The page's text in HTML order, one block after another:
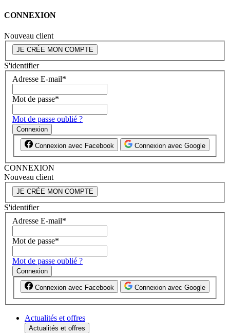
CONNEXION
Nouveau client
JE CRÉE MON COMPTE
S'identifier
Adresse E-mail*
Mot de passe*
Mot de passe oublié ?
Connexion
Connexion avec Facebook Connexion avec Google
CONNEXION
Nouveau client
JE CRÉE MON COMPTE
S'identifier
Adresse E-mail*
Mot de passe*
Mot de passe oublié ?
Connexion
Connexion avec Facebook Connexion avec Google
Actualités et offres
Actualités et offres